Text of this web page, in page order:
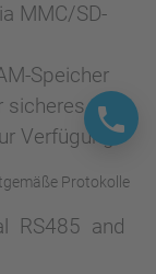
MMC/SD-
Speicher
sicheres
Verfügung
Protokolle
RS485 and